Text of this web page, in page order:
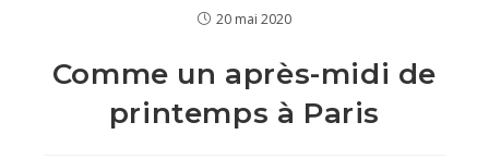
20 mai 2020
Comme un après-midi de
printemps à Paris